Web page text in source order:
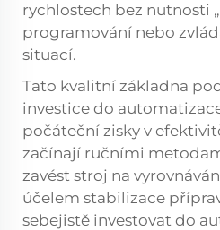
rychlostech bez nutnosti
programování nebo
situací.
Tato kvalitní základna
investice do
počáteční zisky v
začínají ručními
zavést stroj na
účelem stabilizace
sebejistě investovat do